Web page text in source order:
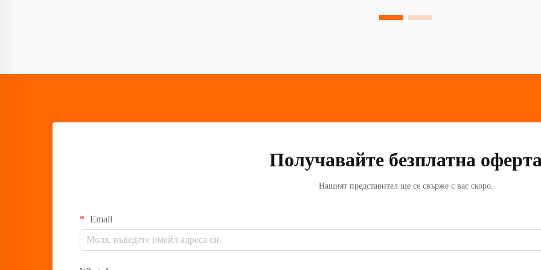
Получавайте безплатна оферта
Нашият представител ще се свърже с вас скоро.
Email